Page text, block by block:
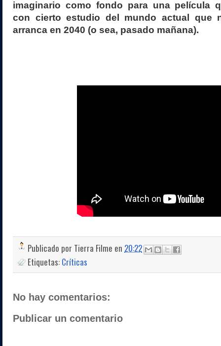
imaginario como fondo para una película
con cierto estudio del mundo actual que
arranca en 2040 (o sea, pasado mañana).
Publicado por Tierra Filme en 20:22
Etiquetas: Críticas
No hay comentarios:
Publicar un comentario